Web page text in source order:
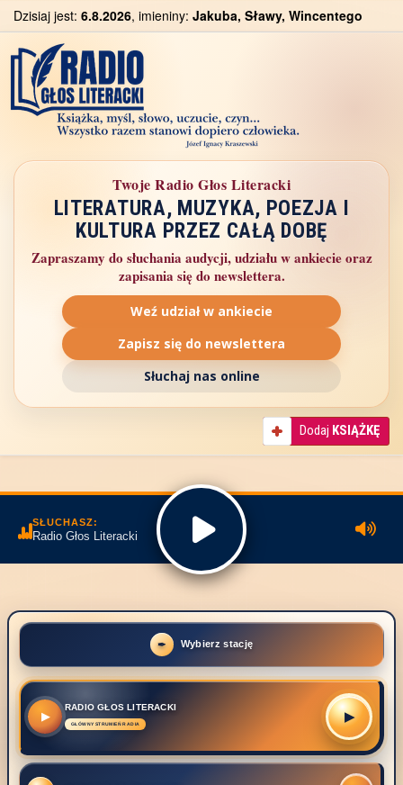
Dzisiaj jest: 6.8.2026, imieniny: Jakuba, Sławy, Wincentego
Twoje Radio Głos Literacki
LITERATURA, MUZYKA, POEZJA I
KULTURA PRZEZ CAŁĄ DOBĘ
Zapraszamy do słuchania audycji, udziału w ankiecie oraz
zapisania się do newslettera.
Weź udział w ankiecie
Zapisz się do newslettera
Słuchaj nas online
Dodaj KSIĄŻKĘ
SŁUCHASZ:
Radio Głos Literacki
Wybierz stację
RADIO GŁOS LITERACKI
▶